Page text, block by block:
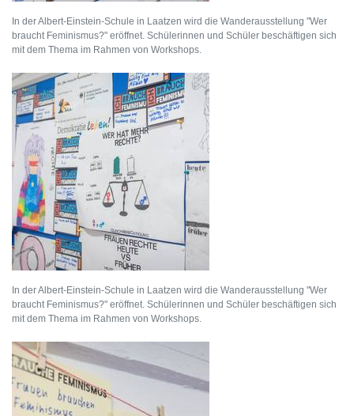
In der Albert-Einstein-Schule in Laatzen wird die Wanderausstellung "Wer
braucht Feminismus?" eröffnet. Schülerinnen und Schüler beschäftigen sich
mit dem Thema im Rahmen von Workshops.
In der Albert-Einstein-Schule in Laatzen wird die Wanderausstellung "Wer
braucht Feminismus?" eröffnet. Schülerinnen und Schüler beschäftigen sich
mit dem Thema im Rahmen von Workshops.